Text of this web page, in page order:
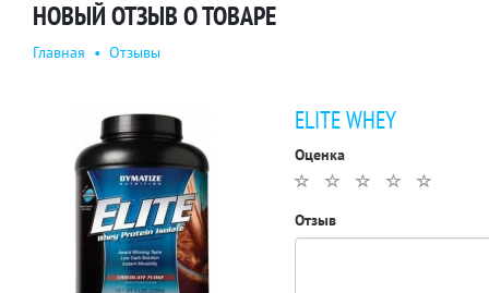
НОВЫЙ ОТЗЫВ О ТОВАРЕ
Главная • Отзывы
ELITE WHEY
Оценка
Отзыв